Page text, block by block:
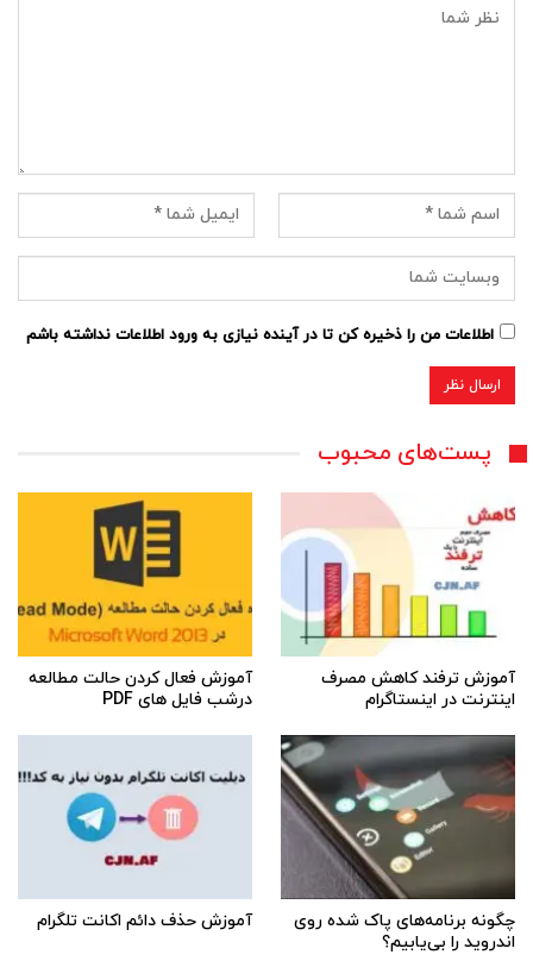
اطلاعات من را ذخیره کن تا در آینده نیازی به ورود اطلاعات نداشته باشم
پست‌های محبوب
آموزش ترفند کاهش مصرف
اینترنت در اینستاگرام
آموزش فعال کردن حالت مطالعه
درشب فایل های PDF
چگونه برنامه‌های پاک شده روی
اندروید را بی‌یابیم؟
آموزش حذف دائم اکانت تلگرام